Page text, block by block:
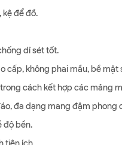
kệ để đồ.
dỉ sét tốt.
cấp, không phai mầu, bề
cách kết hợp các mảng
đa dạng mang đậm
độ bền.